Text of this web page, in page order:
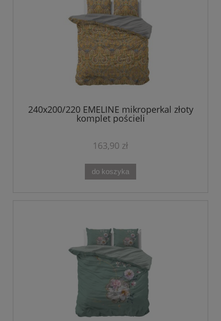
240x200/220 EMELINE mikroperkal złoty
komplet pościeli
163,90 zł
do koszyka